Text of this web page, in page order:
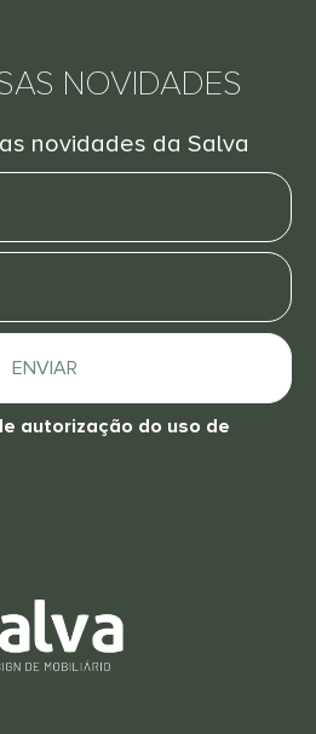
NOVIDADES
novidades da Salva
ENVIAR
autorização do uso de